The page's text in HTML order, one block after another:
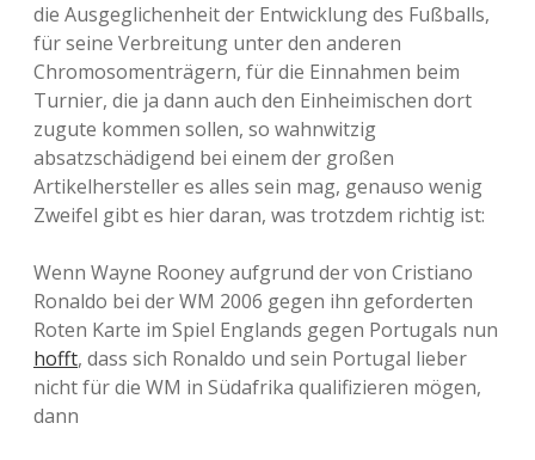
die Ausgeglichenheit der Entwicklung des Fußballs,
für seine Verbreitung unter den anderen
Chromosomenträgern, für die Einnahmen beim
Turnier, die ja dann auch den Einheimischen dort
zugute kommen sollen, so wahnwitzig
absatzschädigend bei einem der großen
Artikelhersteller es alles sein mag, genauso wenig
Zweifel gibt es hier daran, was trotzdem richtig ist:
Wenn Wayne Rooney aufgrund der von Cristiano
Ronaldo bei der WM 2006 gegen ihn geforderten
Roten Karte im Spiel Englands gegen Portugals nun
hofft, dass sich Ronaldo und sein Portugal lieber
nicht für die WM in Südafrika qualifizieren mögen,
dann